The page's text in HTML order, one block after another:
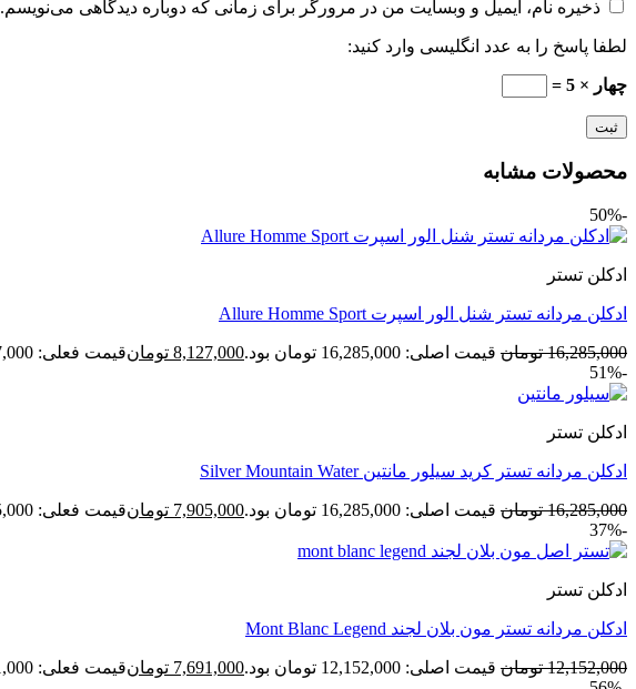
ذخیره نام، ایمیل و وبسایت من در مرورگر برای زمانی که دوباره دیدگاهی می‌نویسم.
لطفا پاسخ را به عدد انگلیسی وارد کنید:
چهار × 5 =
محصولات مشابه
-50%
ادکلن تستر
ادکلن مردانه تستر شنل الور اسپرت Allure Homme Sport
16,285,000 تومان قیمت اصلی: 16,285,000 تومان بود. 8,127,000 تومانقیمت فعلی: 8,127,000 تومان.
-51%
ادکلن تستر
ادکلن مردانه تستر کرید سیلور مانتین Silver Mountain Water
16,285,000 تومان قیمت اصلی: 16,285,000 تومان بود. 7,905,000 تومانقیمت فعلی: 7,905,000 تومان.
-37%
ادکلن تستر
ادکلن مردانه تستر مون بلان لجند Mont Blanc Legend
12,152,000 تومان قیمت اصلی: 12,152,000 تومان بود. 7,691,000 تومانقیمت فعلی: 7,691,000 تومان.